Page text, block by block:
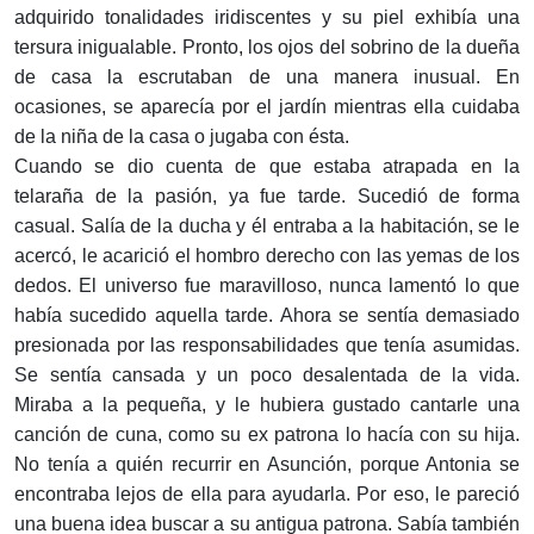
adquirido tonalidades iridiscentes y su piel exhibía una
tersura inigualable. Pronto, los ojos del sobrino de la dueña
de casa la escrutaban de una manera inusual. En
ocasiones, se aparecía por el jardín mientras ella cuidaba
de la niña de la casa o jugaba con ésta.
Cuando se dio cuenta de que estaba atrapada en la
telaraña de la pasión, ya fue tarde. Sucedió de forma
casual. Salía de la ducha y él entraba a la habitación, se le
acercó, le acarició el hombro derecho con las yemas de los
dedos. El universo fue maravilloso, nunca lamentó lo que
había sucedido aquella tarde. Ahora se sentía demasiado
presionada por las responsabilidades que tenía asumidas.
Se sentía cansada y un poco desalentada de la vida.
Miraba a la pequeña, y le hubiera gustado cantarle una
canción de cuna, como su ex patrona lo hacía con su hija.
No tenía a quién recurrir en Asunción, porque Antonia se
encontraba lejos de ella para ayudarla. Por eso, le pareció
una buena idea buscar a su antigua patrona. Sabía también